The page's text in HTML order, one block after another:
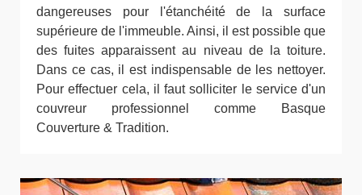
dangereuses pour l'étanchéité de la surface
supérieure de l'immeuble. Ainsi, il est possible que
des fuites apparaissent au niveau de la toiture.
Dans ce cas, il est indispensable de les nettoyer.
Pour effectuer cela, il faut solliciter le service d'un
couvreur professionnel comme Basque
Couverture & Tradition.